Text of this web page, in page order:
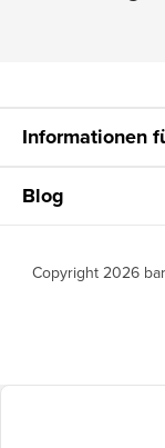
Informationen
Blog
Copyright 2026